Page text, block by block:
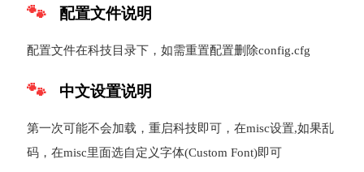
配置文件说明
配置文件在科技目录下，如需重置配置删除config.cfg
中文设置说明
第一次可能不会加载，重启科技即可，在misc设置,如果乱
码，在misc里面选自定义字体(Custom Font)即可